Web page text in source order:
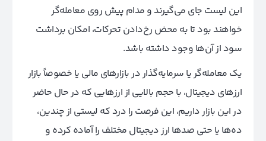
این لیست جای می‌گیرند و مدام پیش روی معامله‌گر
خواهند بود تا به محض رخ‌دادن تحرکات، امکان برداشت
سود از آن‌ها وجود داشته باشد.
یک معامله‌گر یا سرمایه‌گذار در بازارهای مالی یا خصوصاً بازار
ارزهای دیجیتال، با حجم بالایی از ارزهایی که در حال حاضر
در این بازار داریم، این فرصت را درد که لیستی از چندین،
ده‌ها یا حتی صدها ارز دیجیتال مختلف را آماده کرده و